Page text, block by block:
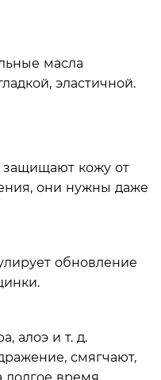
масла
эластичной.
кожу от
они нужны даже
обновление
алоэ и т. д.
смягчают,
долгое время.